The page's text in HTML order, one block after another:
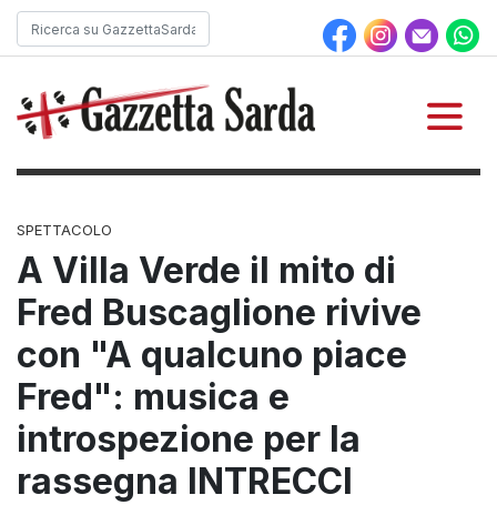
SPETTACOLO
A Villa Verde il mito di
Fred Buscaglione rivive
con "A qualcuno piace
Fred": musica e
introspezione per la
rassegna INTRECCI